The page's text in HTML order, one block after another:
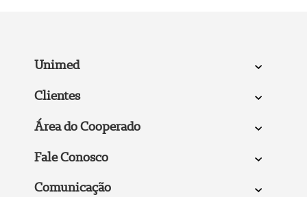
Unimed
Clientes
Área do Cooperado
Fale Conosco
Comunicação